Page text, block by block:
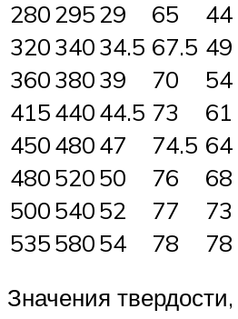
28029529 65
44
32034034.5 67.5 49
36038039 70
54
41544044.5 73
61
45048047 74.5 64
48052050 76
68
50054052 77
73
53558054 78
78
Значения